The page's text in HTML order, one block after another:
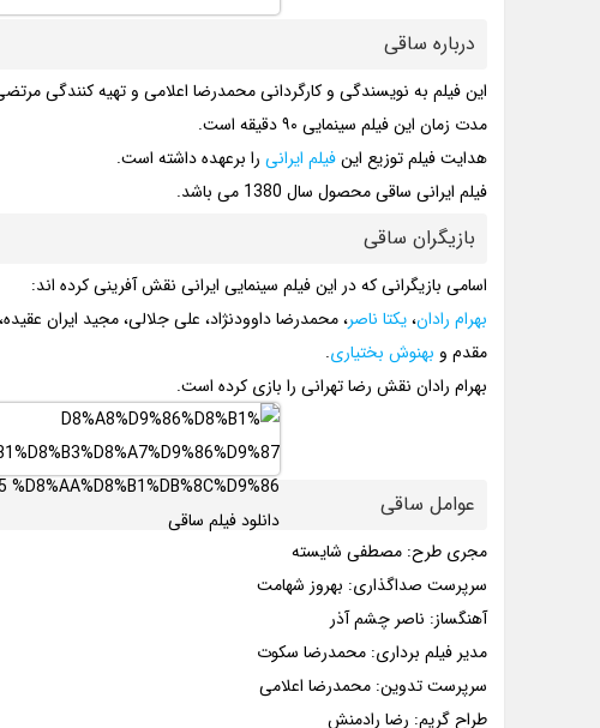
درباره ساقی
این فیلم به نویسندگی و کارگردانی محمدرضا اعلامی و تهیه کنندگی
مدت زمان این فیلم سینمایی ۹۰ دقیقه است.
هدایت فیلم توزیع اینفیلم ایرانی را برعهده داشته است.
فیلم ایرانی ساقی محصول سال 1380 می باشد.
بازیگران ساقی
اسامی بازیگرانی که در این فیلم سینمایی ایرانی نقش آفرینی کرده اند:
بهرام رادان،یکتا ناصر، محمدرضا داوودنژاد، علی جلالی، مجید ایران
مقدم و بهنوش بختیاری.
بهرام رادان نقش رضا تهرانی را بازی کرده است.
عوامل ساقی
مجری طرح: مصطفی شایسته
سرپرست صداگذاری: بهروز شهامت
آهنگساز: ناصر چشم آذر
مدیر فیلم برداری: محمدرضا سکوت
سرپرست تدوین: محمدرضا اعلامی
طراح گریم: رضا رادمنش